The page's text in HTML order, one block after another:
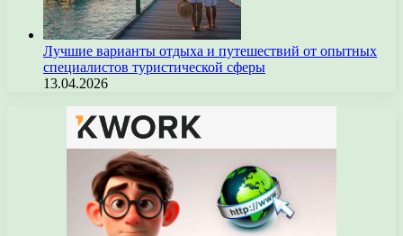
Лучшие варианты отдыха и путешествий от опытных
специалистов туристической сферы
13.04.2026